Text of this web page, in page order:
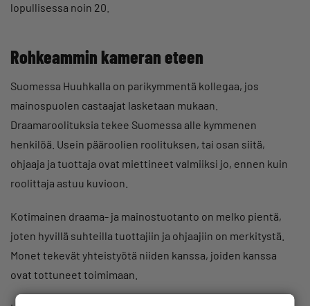
lopullisessa noin 20.
Rohkeammin kameran eteen
Suomessa Huuhkalla on parikymmentä kollegaa, jos
mainospuolen castaajat lasketaan mukaan.
Draamaroolituksia tekee Suomessa alle kymmenen
henkilöä. Usein pääroolien roolituksen, tai osan siitä,
ohjaaja ja tuottaja ovat miettineet valmiiksi jo, ennen kuin
roolittaja astuu kuvioon.
Kotimainen draama- ja mainostuotanto on melko pientä,
joten hyvillä suhteilla tuottajiin ja ohjaajiin on merkitystä.
Monet tekevät yhteistyötä niiden kanssa, joiden kanssa
ovat tottuneet toimimaan.